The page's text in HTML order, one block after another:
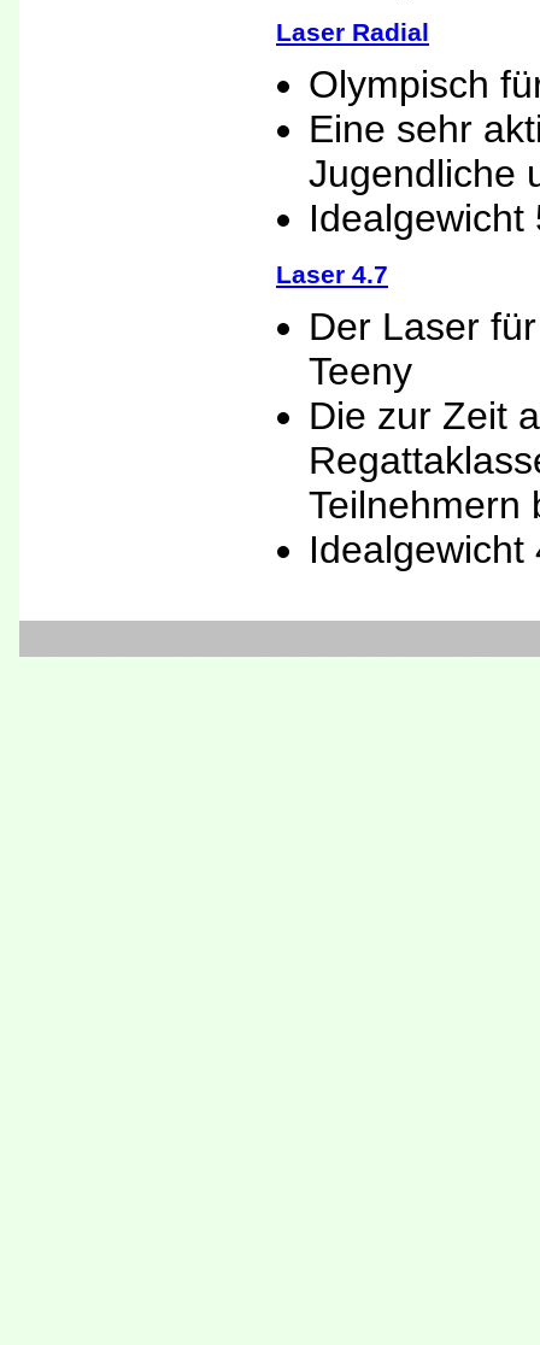
Laser Radial
Olympisch
Eine sehr
Jugendliche
Idealgewicht
Laser 4.7
Der Laser
Teeny
Die zur Zeit
Teilnehmern
Idealgewicht